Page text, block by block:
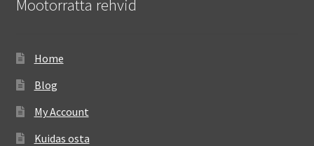
Mootorratta rehvid
Home
Blog
My Account
Kuidas osta